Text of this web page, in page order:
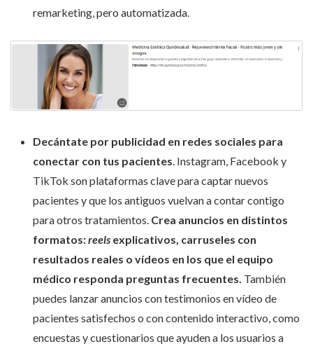
remarketing, pero automatizada.
Decántate por publicidad en redes sociales para
conectar con tus pacientes. Instagram, Facebook y
TikTok son plataformas clave para captar nuevos
pacientes y que los antiguos vuelvan a contar contigo
para otros tratamientos. Crea anuncios en distintos
formatos:reels explicativos, carruseles con
resultados reales o vídeos en los que el equipo
médico responda preguntas frecuentes. También
puedes lanzar anuncios con testimonios en vídeo de
pacientes satisfechos o con contenido interactivo, como
encuestas y cuestionarios que ayuden a los usuarios a